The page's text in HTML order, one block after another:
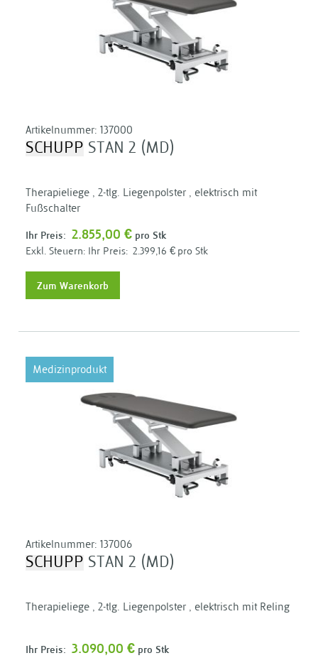
Artikelnummer: 137000
SCHUPP STAN 2 (MD)
Therapieliege , 2-tlg. Liegenpolster , elektrisch mit
Fußschalter
Ihr Preis: 2.855,00 € pro Stk
Ihr Preis: 2.399,16 € pro Stk
Zum Warenkorb
Medizinprodukt
Artikelnummer: 137006
SCHUPP STAN 2 (MD)
Therapieliege , 2-tlg. Liegenpolster , elektrisch mit Reling
Ihr Preis: 3.090,00 € pro Stk